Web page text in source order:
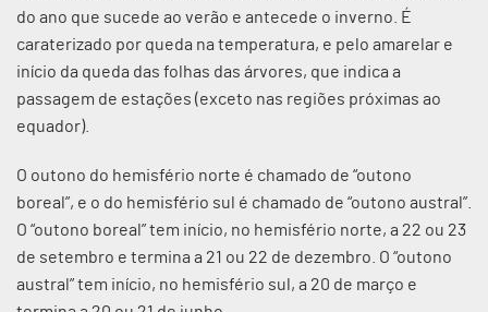
do ano que sucede ao verão e antecede o inverno. É
caraterizado por queda na temperatura, e pelo amarelar e
início da queda das folhas das árvores, que indica a
passagem de estações (exceto nas regiões próximas ao
equador).
O outono do hemisfério norte é chamado de “outono
boreal”, e o do hemisfério sul é chamado de “outono austral”.
O “outono boreal” tem início, no hemisfério norte, a 22 ou 23
de setembro e termina a 21 ou 22 de dezembro. O “outono
austral” tem início, no hemisfério sul, a 20 de março e